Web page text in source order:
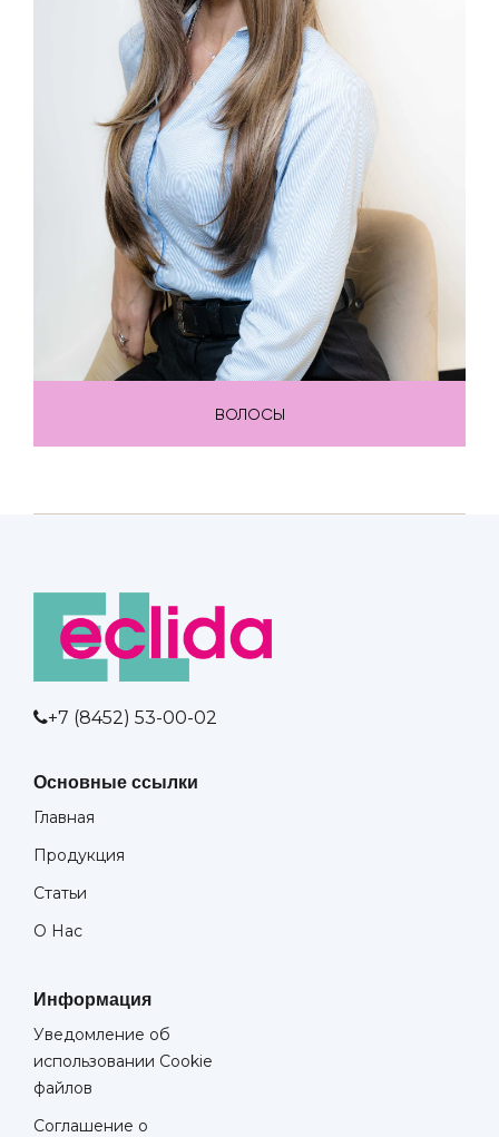
ВОЛОСЫ
+7 (8452) 53-00-02
Основные ссылки
Главная
Продукция
Статьи
О Нас
Информация
Уведомление об
использовании Cookie
файлов
Соглашение о